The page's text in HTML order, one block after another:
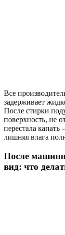
Все
задерживает
После стирки
поверхность, не
перестала
лишняя влага
После
вид: что